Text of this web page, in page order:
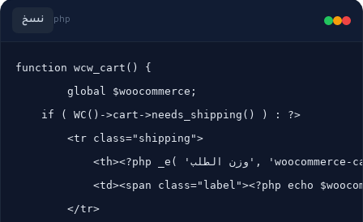
php نسخ
function wcw_cart() {
    if ( WC()->cart->needs_shipping() ) : ?>
        <tr class="shipping">
            <th><?php _e( 'وزن الطلب', 'woocommerce-cart-weight' ); ?></th>
<td><span class="label"><?php echo
        </tr>